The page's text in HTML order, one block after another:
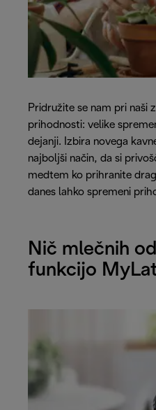
Pridružite se nam pri naši
prihodnosti: velike
dejanji. Izbira novega
najboljši način, da si
medtem ko prihranite
danes lahko spremeni
Nič mlečnih
funkcijo